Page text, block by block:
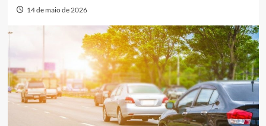
14 de maio de 2026